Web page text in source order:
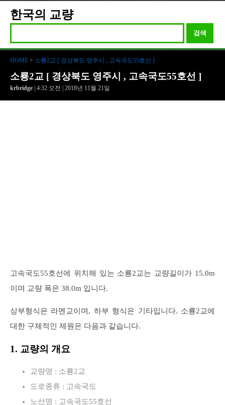
한국의 교량
검색
HOME > 소룡2교 [ 경상북도 영주시 , 고속국도55호선 ]
소룡2교 [ 경상북도 영주시 , 고속국도55호선 ]
krbridge | 4:32 오전 | 2018년 11월 21일
고속국도55호선에 위치해 있는 소룡2교는 교량길이가 15.0m
이며 교량 폭은 38.0m 입니다.
상부형식은 라멘교이며, 하부 형식은 기타입니다. 소룡2교에
대한 구체적인 제원은 다음과 같습니다.
1. 교량의 개요
교량명 : 소룡2교
도로종류 : 고속국도
노선명 : 고속국도55호선